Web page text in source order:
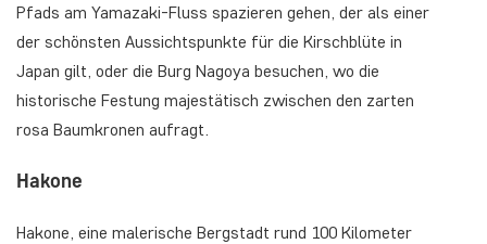
Pfads am Yamazaki-Fluss spazieren gehen, der als einer
der schönsten Aussichtspunkte für die Kirschblüte in
Japan gilt, oder die Burg Nagoya besuchen, wo die
historische Festung majestätisch zwischen den zarten
rosa Baumkronen aufragt.
Hakone
Hakone, eine malerische Bergstadt rund 100 Kilometer